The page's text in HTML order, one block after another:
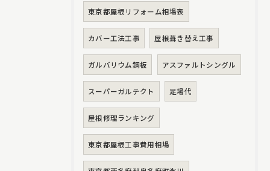
東京都屋根リフォーム相場表
カバー工法工事 屋根葺き替え工事
ガルバリウム鋼板 アスファルトシングル
スーパーガルテクト 足場代
屋根修理ランキング
東京都屋根工事費用相場